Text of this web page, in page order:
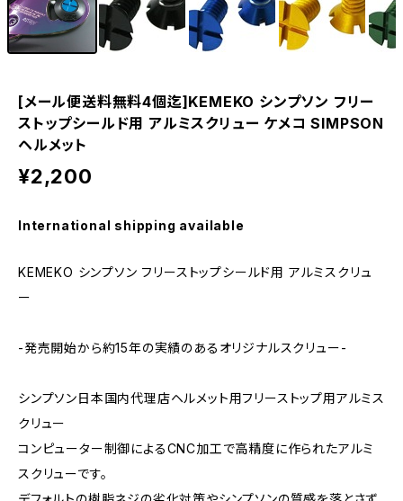
[メール便送料無料4個迄]KEMEKO シンプソン フリー
ストップシールド用 アルミスクリュー ケメコ SIMPSON
ヘルメット
¥2,200
International shipping available
KEMEKO シンプソン フリーストップシールド用 アルミスクリュ
ー
-発売開始から約15年の実績のあるオリジナルスクリュー-
シンプソン日本国内代理店ヘルメット用フリーストップ用アルミス
クリュー
コンピューター制御によるCNC加工で高精度に作られたアルミ
スクリューです。